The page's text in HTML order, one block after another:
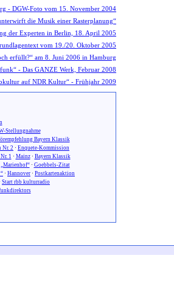
Stellungnahme
Bayern Klassik
Nr. 2 · Enquete-Kommission
1 · Mainz· Bayern Klassik
„Marienhof“· Goebbels-Zitat
· Hannover · Postkartenaktion
Start rbb kulturradio